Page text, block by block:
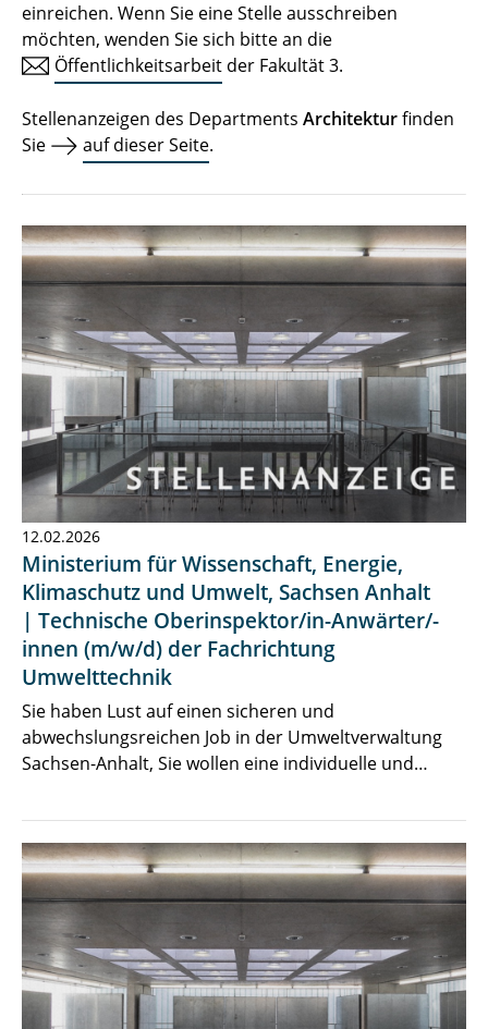
einreichen. Wenn Sie eine Stelle ausschreiben
möchten, wenden Sie sich bitte an die
Öffentlichkeitsarbeit der Fakultät 3.
Stellenanzeigen des Departments Architekturfinden
Sie
auf dieser Seite.
12.02.2026
Ministerium für Wissenschaft, Energie,
Klimaschutz und Umwelt, Sachsen Anhalt
| Technische Oberinspektor/in-Anwärter/-
innen (m/w/d) der Fachrichtung
Umwelttechnik
Sie haben Lust auf einen sicheren und
abwechslungsreichen Job in der Umweltverwaltung
Sachsen-Anhalt, Sie wollen eine individuelle und…